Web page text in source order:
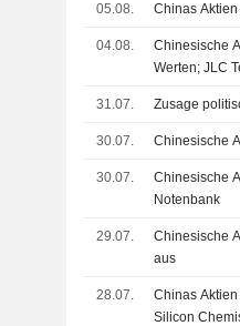
05.08. Chinas
04.08.
Chinesische
Werten; JLC
31.07. Zusage
30.07. Chinesische
30.07.
Chinesische
Notenbank
29.07.
Chinesische
aus
28.07.
Chinas
Silicon